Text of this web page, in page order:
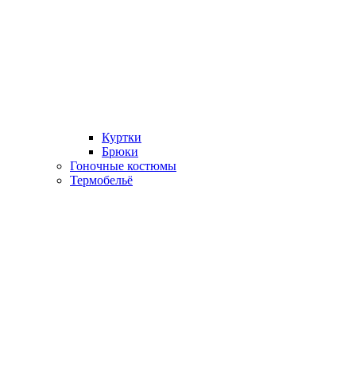
Куртки
Брюки
Гоночные костюмы
Термобельё